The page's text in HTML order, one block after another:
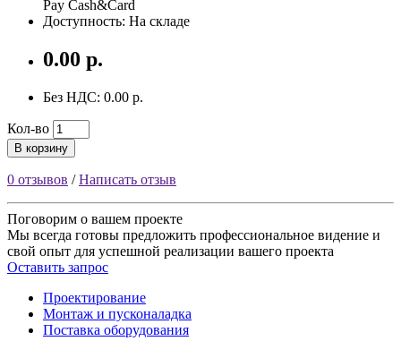
Pay Cash&Card
Доступность: На складе
0.00 р.
Без НДС: 0.00 р.
Кол-во
В корзину
0 отзывов /Написать отзыв
Поговорим о вашем проекте
Мы всегда готовы предложить профессиональное видение и
свой опыт для успешной реализации вашего проекта
Оставить запрос
Проектирование
Монтаж и пусконаладка
Поставка оборудования